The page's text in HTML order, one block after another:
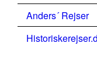
Anders´ Rejser